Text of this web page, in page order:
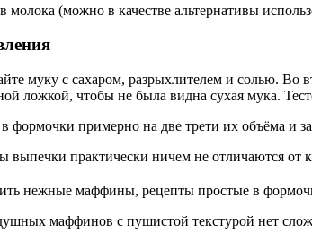
молока (можно в качестве альтернативы
муку с сахаром, разрыхлителем и солью. Во
ложкой, чтобы не была видна сухая мука.
в формочки примерно на две трети их объёма и
выпечки практически ничем не отличаются
нежные маффины, рецепты простые в
маффинов с пушистой текстурой нет